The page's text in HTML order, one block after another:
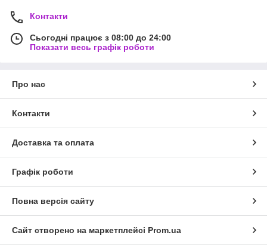
Контакти
Сьогодні працює з 08:00 до 24:00
Показати весь графік роботи
Про нас
Контакти
Доставка та оплата
Графік роботи
Повна версія сайту
Сайт створено на маркетплейсі Prom.ua